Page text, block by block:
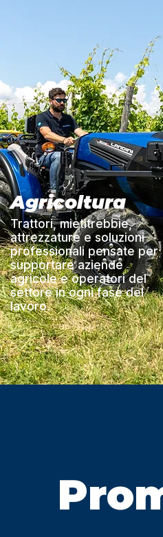
Agricoltura
Trattori, mietitrebbie,
attrezzature e soluzioni
professionali pensate per
supportare aziende
agricole e operatori del
settore in ogni fase del
lavoro.